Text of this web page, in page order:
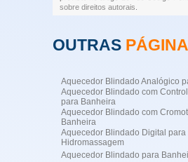
sobre direitos autorais
OUTRAS
Aquecedor Blindado Analógico
Aquecedor Blindado com
para Banheira
Aquecedor Blindado com
Banheira
Aquecedor Blindado Digital para
Hidromassagem
Aquecedor Blindado para